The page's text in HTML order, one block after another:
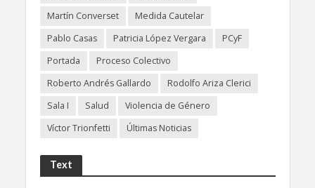
Martín Converset
Medida Cautelar
Pablo Casas
Patricia López Vergara
PCyF
Portada
Proceso Colectivo
Roberto Andrés Gallardo
Rodolfo Ariza Clerici
Sala I
Salud
Violencia de Género
Víctor Trionfetti
Últimas Noticias
Text